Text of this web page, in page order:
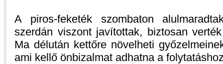
A piros-feketék szombaton
szerdán viszont javítottak, biztosan
Ma délután kettőre növelheti
ami kellő önbizalmat adhatna a